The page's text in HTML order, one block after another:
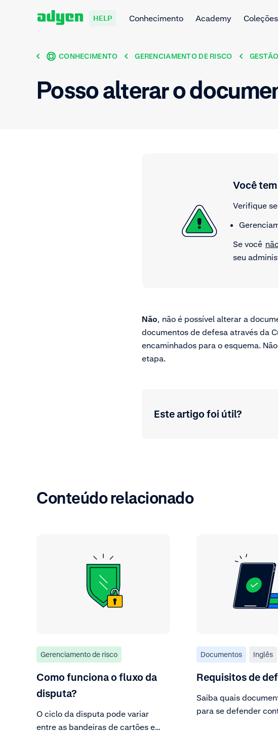
HELP Conhecimento Academy Coleções
CONHECIMENTO GERENCIAMENTO DE RISCO
Posso alterar o
Você
Verifique
Se você
seu
Não, não é possível alterar a
documentos de defesa através da
encaminhados para o esquema.
etapa.
Este artigo foi útil?
Conteúdo relacionado
Gerenciamento de risco
Como funciona o fluxo da
disputa?
O ciclo da disputa pode variar
entre as bandeiras de cartões e
Documentos Inglês
Requisitos de
Saiba quais
para se defender